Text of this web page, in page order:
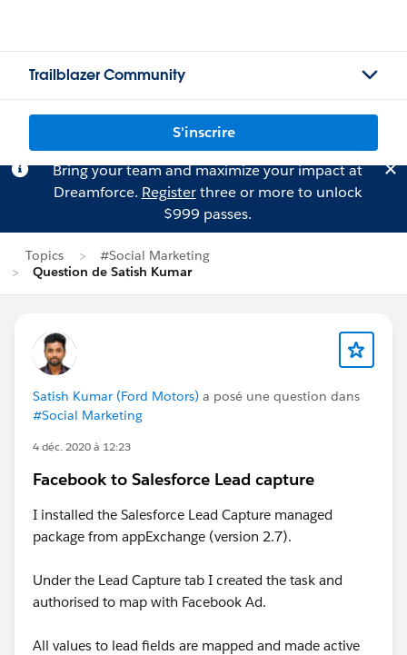
Trailblazer Community
S'inscrire
Bring your team and maximize your impact at
Dreamforce. Registerthree or more to unlock
$999 passes.
Topics
#Social Marketing
Question de Satish Kumar
Satish Kumar (Ford Motors) a posé une question dans
#Social Marketing
4 déc. 2020 à 12:23
Facebook to Salesforce Lead capture
I installed the Salesforce Lead Capture managed
package from appExchange (version 2.7).
Under the Lead Capture tab I created the task and
authorised to map with Facebook Ad.
All values to lead fields are mapped and made active